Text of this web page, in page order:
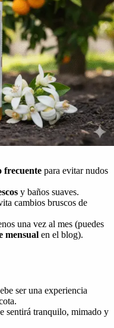
frecuente para evitar nudos
y baños suaves.
cambios bruscos de
una vez al mes (puedes
mensual en el blog).
ser una experiencia
sentirá tranquilo, mimado y